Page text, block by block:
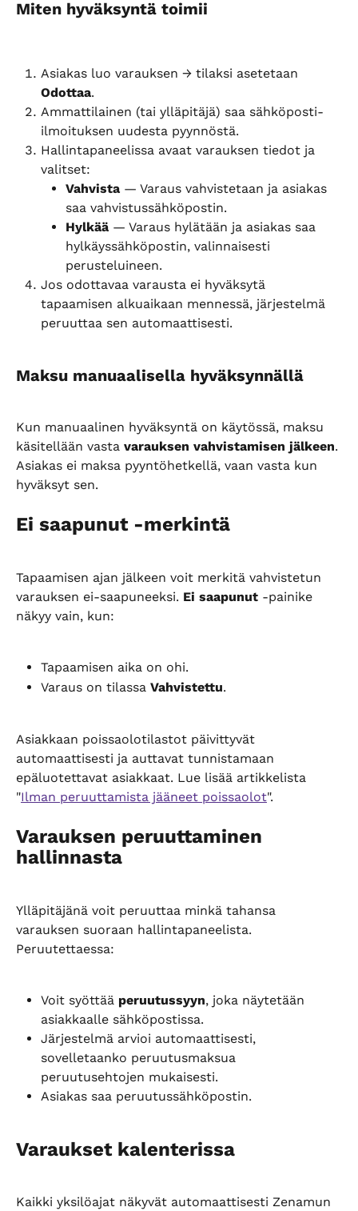
Miten hyväksyntä toimii
Asiakas luo varauksen → tilaksi asetetaan
Odottaa.
Ammattilainen (tai ylläpitäjä) saa sähköposti-
ilmoituksen uudesta pyynnöstä.
Hallintapaneelissa avaat varauksen tiedot ja
valitset:
Vahvista — Varaus vahvistetaan ja asiakas
saa vahvistussähköpostin.
Hylkää — Varaus hylätään ja asiakas saa
hylkäyssähköpostin, valinnaisesti
perusteluineen.
Jos odottavaa varausta ei hyväksytä
tapaamisen alkuaikaan mennessä, järjestelmä
peruuttaa sen automaattisesti.
Maksu manuaalisella hyväksynnällä
Kun manuaalinen hyväksyntä on käytössä, maksu
käsitellään vasta varauksen vahvistamisen jälkeen.
Asiakas ei maksa pyyntöhetkellä, vaan vasta kun
hyväksyt sen.
Ei saapunut -merkintä
Tapaamisen ajan jälkeen voit merkitä vahvistetun
varauksen ei-saapuneeksi. Ei saapunut -painike
näkyy vain, kun:
Tapaamisen aika on ohi.
Varaus on tilassa Vahvistettu.
Asiakkaan poissaolotilastot päivittyvät
automaattisesti ja auttavat tunnistamaan
epäluotettavat asiakkaat. Lue lisää artikkelista
"Ilman peruuttamista jääneet poissaolot".
Varauksen peruuttaminen
hallinnasta
Ylläpitäjänä voit peruuttaa minkä tahansa
varauksen suoraan hallintapaneelista.
Peruutettaessa:
Voit syöttää peruutussyyn, joka näytetään
asiakkaalle sähköpostissa.
Järjestelmä arvioi automaattisesti,
sovelletaanko peruutusmaksua
peruutusehtojen mukaisesti.
Asiakas saa peruutussähköpostin.
Varaukset kalenterissa
Kaikki yksilöajat näkyvät automaattisesti Zenamun